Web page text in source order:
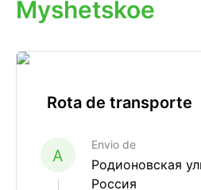
Myshetskoe
Rota de transporte
A
Envio de
Родионовская
Россия